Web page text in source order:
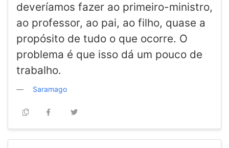
deveríamos fazer ao primeiro-ministro,
ao professor, ao pai, ao filho, quase a
propósito de tudo o que ocorre. O
problema é que isso dá um pouco de
trabalho.
Saramago